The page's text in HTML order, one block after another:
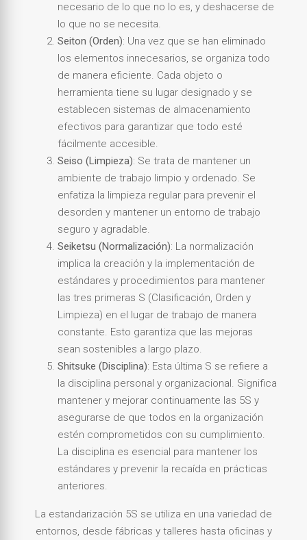
necesario de lo que no lo es, y deshacerse de
lo que no se necesita.
Seiton (Orden): Una vez que se han eliminado
los elementos innecesarios, se organiza todo
de manera eficiente. Cada objeto o
herramienta tiene su lugar designado y se
establecen sistemas de almacenamiento
efectivos para garantizar que todo esté
fácilmente accesible.
Seiso (Limpieza): Se trata de mantener un
ambiente de trabajo limpio y ordenado. Se
enfatiza la limpieza regular para prevenir el
desorden y mantener un entorno de trabajo
seguro y agradable.
Seiketsu (Normalización): La normalización
implica la creación y la implementación de
estándares y procedimientos para mantener
las tres primeras S (Clasificación, Orden y
Limpieza) en el lugar de trabajo de manera
constante. Esto garantiza que las mejoras
sean sostenibles a largo plazo.
Shitsuke (Disciplina): Esta última S se refiere a
la disciplina personal y organizacional. Significa
mantener y mejorar continuamente las 5S y
asegurarse de que todos en la organización
estén comprometidos con su cumplimiento.
La disciplina es esencial para mantener los
estándares y prevenir la recaída en prácticas
anteriores.
La estandarización 5S se utiliza en una variedad de
entornos, desde fábricas y talleres hasta oficinas y